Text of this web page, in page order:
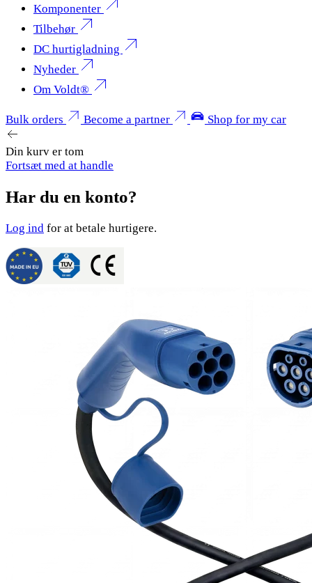
Komponenter
Tilbehør
DC hurtigladning
Nyheder
Om Voldt®
Bulk orders Become a partner Shop for my car
Din kurv er tom
Fortsæt med at handle
Har du en konto?
Log ind for at betale hurtigere.